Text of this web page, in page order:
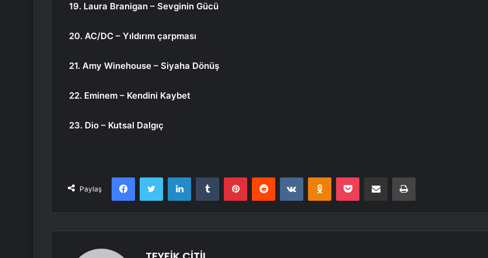
19. Laura Branigan – Sevginin Gücü
20. AC/DC – Yıldırım çarpması
21. Amy Winehouse – Siyaha Dönüş
22. Eminem – Kendini Kaybet
23. Dio – Kutsal Dalgıç
Paylaş
FacebookTwitter LinkedInTumblr PinterestReddit VKontakteOdnoklassniki
Pocket E-Posta ile paylaş Yazdır